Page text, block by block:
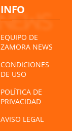
INFO
EQUIPO DE
ZAMORA NEWS
CONDICIONES
DE USO
POLÍTICA DE
PRIVACIDAD
AVISO LEGAL